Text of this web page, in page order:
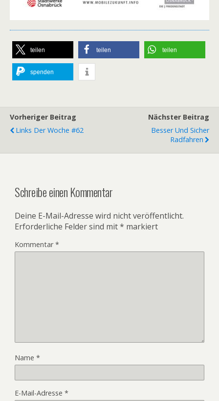
teilen teilen teilen
spenden
Vorheriger Beitrag
Links Der Woche #62
Nächster Beitrag
Besser Und Sicher
Radfahren
Schreibe einen Kommentar
Deine E-Mail-Adresse wird nicht veröffentlicht.
Erforderliche Felder sind mit* markiert
Kommentar*
Name *
E-Mail-Adresse *